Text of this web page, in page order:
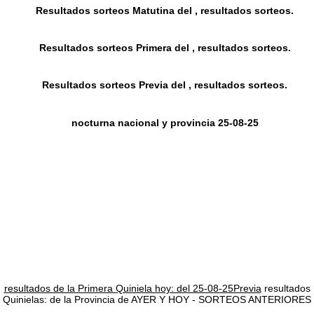
Resultados sorteos Matutina del , resultados sorteos.
Resultados sorteos Primera del , resultados sorteos.
Resultados sorteos Previa del , resultados sorteos.
nocturna nacional y provincia 25-08-25
resultados de la Primera Quiniela hoy: del 25-08-25Previa resultados
Quinielas: de la Provincia de AYER Y HOY - SORTEOS ANTERIORES